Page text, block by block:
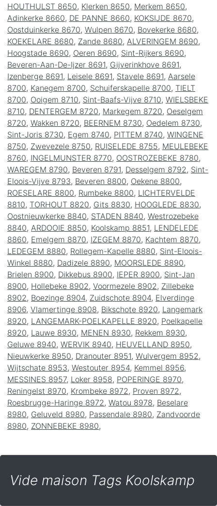
HOUTHULST 8650, Klerken 8650, Merkem 8650,
Adinkerke 8660, DE PANNE 8660, KOKSIJDE 8670,
Oostduinkerke 8670, Wulpen 8670, Bovekerke 8680,
KOEKELARE 8680, Zande 8680, ALVERINGEM 8690,
Hoogstade 8690, Oeren 8690, Sint-Rijkers 8690,
Beveren-Aan-De-Ijzer 8691, Gijverinkhove 8691,
Izenberge 8691, Leisele 8691, Stavele 8691, Aarsele
8700, Kanegem 8700, Schuiferskapelle 8700, TIELT
8700, Ooigem 8710, Sint-Baafs-Vijve 8710, WIELSBEKE
8710, DENTERGEM 8720, Markegem 8720, Oeselgem
8720, Wakken 8720, BEERNEM 8730, Oedelem 8730,
Sint-Joris 8730, Egem 8740, PITTEM 8740, WINGENE
8750, Zwevezele 8750, RUISELEDE 8755, MEULEBEKE
8760, INGELMUNSTER 8770, OOSTROZEBEKE 8780,
WAREGEM 8790, Beveren 8791, Desselgem 8792 , Sint-
Eloois-Vijve 8793, Beveren 8800, Oekene 8800,
ROESELARE 8800, Rumbeke 8800, LICHTERVELDE
8810, TORHOUT 8820, Gits 8830, HOOGLEDE 8830,
Oostnieuwkerke 8840, STADEN 8840, Westrozebeke
8840, ARDOOIE 8850, Koolskamp 8851, LENDELEDE
8860, Emelgem 8870, IZEGEM 8870, Kachtem 8870,
LEDEGEM 8880, Rollegem-Kapelle 8880, Sint-Eloois-
Winkel 8880, Dadizele 8890, MOORSLEDE 8890,
Brielen 8900, Dikkebus 8900, IEPER 8900, Sint-Jan
8900, Hollebeke 8902 , Voormezele 8902 , Zillebeke
8902 , Boezinge 8904, Zuidschote 8904, Elverdinge
8906, Vlamertinge 8908, Bikschote 8920, Langemark
8920, LANGEMARK-POELKAPELLE 8920, Poelkapelle
8920, Lauwe 8930, MENEN 8930, Rekkem 8930,
Geluwe 8940, WERVIK 8940, HEUVELLAND 8950,
Nieuwkerke 8950, Dranouter 8951, Wulvergem 8952 ,
Wijtschate 8953, Westouter 8954, Kemmel 8956,
MESSINES 8957, Loker 8958, POPERINGE 8970,
Reningelst 8970, Krombeke 8972 , Proven 8972 ,
Roesbrugge-Haringe 8972 , Watou 8978, Beselare
8980, Geluveld 8980, Passendale 8980, Zandvoorde
8980, ZONNEBEKE 8980,
Vide maison Tags Koolskamp